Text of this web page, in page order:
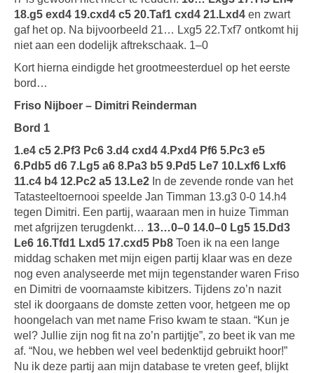
18.g5 exd4 19.cxd4 c5 20.Taf1 cxd4 21.Lxd4 en zwart
gaf het op. Na bijvoorbeeld 21… Lxg5 22.Txf7 ontkomt hij
niet aan een dodelijk aftrekschaak. 1–0
Kort hierna eindigde het grootmeesterduel op het eerste
bord…
Friso Nijboer – Dimitri Reinderman
Bord 1
1.e4 c5 2.Pf3 Pc6 3.d4 cxd4 4.Pxd4 Pf6 5.Pc3 e5
6.Pdb5 d6 7.Lg5 a6 8.Pa3 b5 9.Pd5 Le7 10.Lxf6 Lxf6
11.c4 b4 12.Pc2 a5 13.Le2 In de zevende ronde van het
Tatasteeltoernooi speelde Jan Timman 13.g3 0-0 14.h4
tegen Dimitri. Een partij, waaraan men in huize Timman
met afgrijzen terugdenkt… 13…0–0 14.0–0 Lg5 15.Dd3
Le6 16.Tfd1 Lxd5 17.cxd5 Pb8 Toen ik na een lange
middag schaken met mijn eigen partij klaar was en deze
nog even analyseerde met mijn tegenstander waren Friso
en Dimitri de voornaamste kibitzers. Tijdens zo’n nazit
stel ik doorgaans de domste zetten voor, hetgeen me op
hoongelach van met name Friso kwam te staan. “Kun je
wel? Jullie zijn nog fit na zo’n partijtje”, zo beet ik van me
af. “Nou, we hebben wel veel bedenktijd gebruikt hoor!”
Nu ik deze partij aan mijn database te vreten geef, blijkt